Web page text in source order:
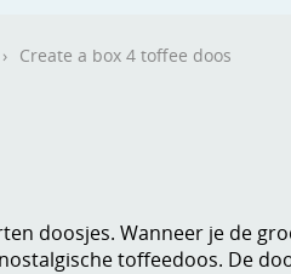
› Create a box 4 toffee doos
doosjes. Wanneer je de
toffeedoos. De